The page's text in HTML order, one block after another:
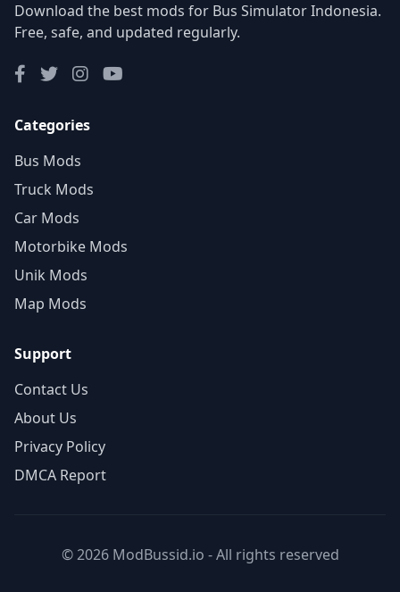
Download the best mods for Bus Simulator Indonesia.
Free, safe, and updated regularly.
Categories
Bus Mods
Truck Mods
Car Mods
Motorbike Mods
Unik Mods
Map Mods
Support
Contact Us
About Us
Privacy Policy
DMCA Report
© 2026 ModBussid.io - All rights reserved